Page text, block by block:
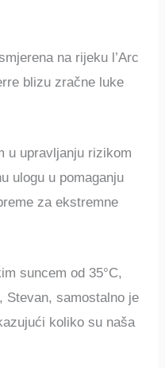
na rijeku l’Arc
blizu zračne luke
u upravljanju rizikom
ulogu u pomaganju
za ekstremne
suncem od 35°C,
Stevan, samostalno je
koliko su naša